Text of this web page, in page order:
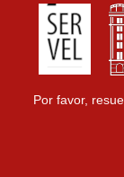
Por favor,